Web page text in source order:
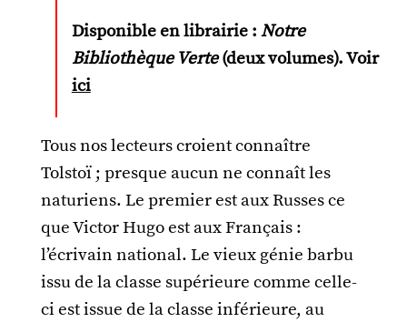
Disponible en librairie :Notre
Bibliothèque Verte(deux volumes). Voir
ici
Tous nos lecteurs croient connaître
Tolstoï ; presque aucun ne connaît les
naturiens. Le premier est aux Russes ce
que Victor Hugo est aux Français :
l’écrivain national. Le vieux génie barbu
issu de la classe supérieure comme celle-
ci est issue de la classe inférieure, au